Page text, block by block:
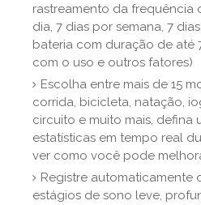
rastreamento da frequência
dia, 7 dias por semana, 7
bateria com duração de até
com o uso e outros fatores)
Escolha entre mais de 15
corrida, bicicleta, natação,
circuito e muito mais, defina
estatísticas em tempo real
ver como você pode
Registre automaticamente
estágios de sono leve,